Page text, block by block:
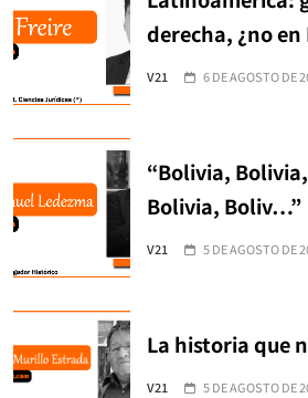
derecha, ¿no en
V21 6 DE AGOSTO DE
“Bolivia,
Bolivia, Boliv…”
V21 5 DE AGOSTO DE
La historia que
V21 5 DE AGOSTO DE